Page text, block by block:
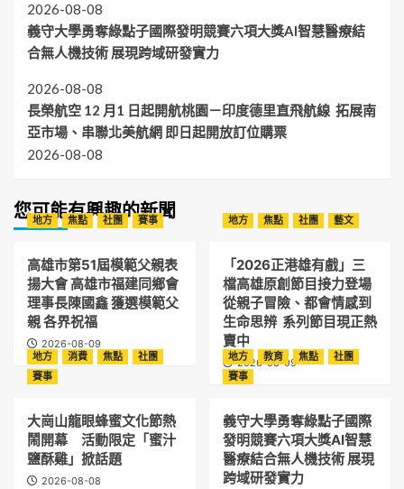
2026-08-08
義守大學勇奪綠點子國際發明競賽六項大獎AI智慧醫療結
合無人機技術 展現跨域研發實力
2026-08-08
長榮航空 12 月1 日起開航桃園－印度德里直飛航線 拓展南
亞市場、串聯北美航網 即日起開放訂位購票
2026-08-08
您可能有興趣的新聞
地方 焦點 社團 賽事
高雄市第51屆模範父親表
揚大會 高雄市福建同鄉會
理事長陳國鑫 獲選模範父
親 各界祝福
2026-08-09
地方 焦點 社團 藝文
「2026正港雄有戲」三
檔高雄原創節目接力登場
從親子冒險、都會情感到
生命思辨 系列節目現正熱
賣中
2026-08-09
地方 消費 焦點
社團
賽事
大崗山龍眼蜂蜜文化節熱
鬧開幕 活動限定「蜜汁
鹽酥雞」掀話題
2026-08-08
地方 教育 焦點
社團
賽事
義守大學勇奪綠點子國際
發明競賽六項大獎AI智慧
醫療結合無人機技術 展現
跨域研發實力